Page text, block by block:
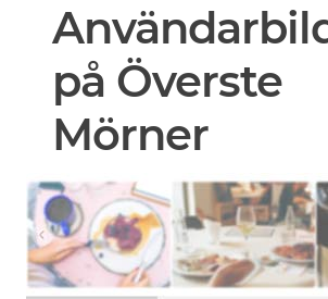
på Överste
Mörner